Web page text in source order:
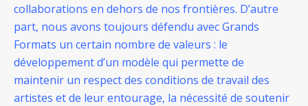
collaborations en dehors de nos frontières. D’autre
part, nous avons toujours défendu avec Grands
Formats un certain nombre de valeurs : le
développement d’un modèle qui permette de
maintenir un respect des conditions de travail des
artistes et de leur entourage, la nécessité de soutenir